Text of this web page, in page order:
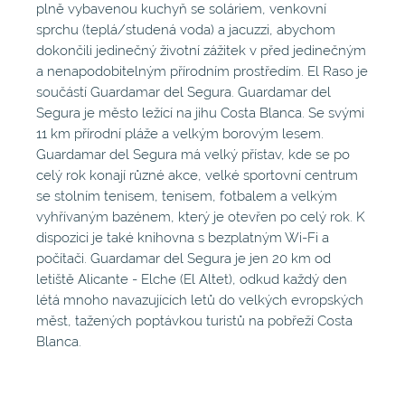
plně vybavenou kuchyň se soláriem, venkovní
sprchu (teplá/studená voda) a jacuzzi, abychom
dokončili jedinečný životní zážitek v před jedinečným
a nenapodobitelným přírodním prostředím. El Raso je
součástí Guardamar del Segura. Guardamar del
Segura je město ležící na jihu Costa Blanca. Se svými
11 km přírodní pláže a velkým borovým lesem.
Guardamar del Segura má velký přístav, kde se po
celý rok konají různé akce, velké sportovní centrum
se stolním tenisem, tenisem, fotbalem a velkým
vyhřívaným bazénem, který je otevřen po celý rok. K
dispozici je také knihovna s bezplatným Wi-Fi a
počítači. Guardamar del Segura je jen 20 km od
letiště Alicante - Elche (El Altet), odkud každý den
létá mnoho navazujících letů do velkých evropských
měst, tažených poptávkou turistů na pobřeží Costa
Blanca.